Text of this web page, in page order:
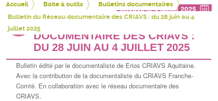
Qu'est-ce qu'un CRIAVS ?
La FFCRIAVS
Réseau documentaire
Partenaires
NOS ACTIONS
S.T.O.P
L'audition publique 2025
L'audition publique 2018
BOÎTE À OUTILS
Les Mémentos de la FFCRIAVS
Outils de prévention
THÈSÉAS
NOUS CONTACTER
Accueil Boîte à outils
Bulletins documentaires
Bulletin du Réseau documentaire des CRIAVS : du 28 juin au 4
juillet 2025BULLETIN DU RÉSEAU
DOCUMENTAIRE DES CRIAVS :
DU 28 JUIN AU 4 JUILLET 2025
envoyé le 4 juillet 2025
Bulletin édité par le documentaliste de Erios CRIAVS Aquitaine.
Avec la contribution de la documentaliste du CRIAVS Franche-
Comté. En collaboration avec le réseau documentaire des
CRIAVS.